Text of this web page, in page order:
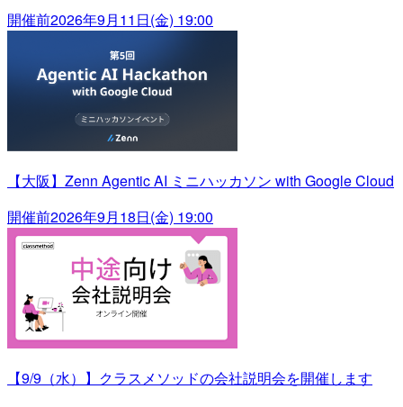
開催前2026年9月11日(金) 19:00
【大阪】Zenn Agentic AI ミニハッカソン with Google Cloud
開催前2026年9月18日(金) 19:00
【9/9（水）】クラスメソッドの会社説明会を開催します